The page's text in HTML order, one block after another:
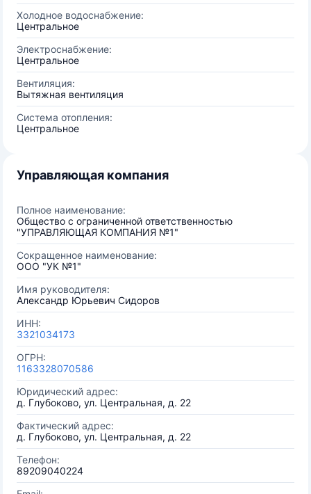
Холодное водоснабжение:
Центральное
Электроснабжение:
Центральное
Вентиляция:
Вытяжная вентиляция
Система отопления:
Центральное
Управляющая компания
Полное наименование:
Общество с ограниченной ответственностью
"УПРАВЛЯЮЩАЯ КОМПАНИЯ №1"
Сокращенное наименование:
ООО "УК №1"
Имя руководителя:
Александр Юрьевич Сидоров
ИНН:
3321034173
ОГРН:
1163328070586
Юридический адрес:
д. Глубоково, ул. Центральная, д. 22
Фактический адрес:
д. Глубоково, ул. Центральная, д. 22
Телефон:
89209040224